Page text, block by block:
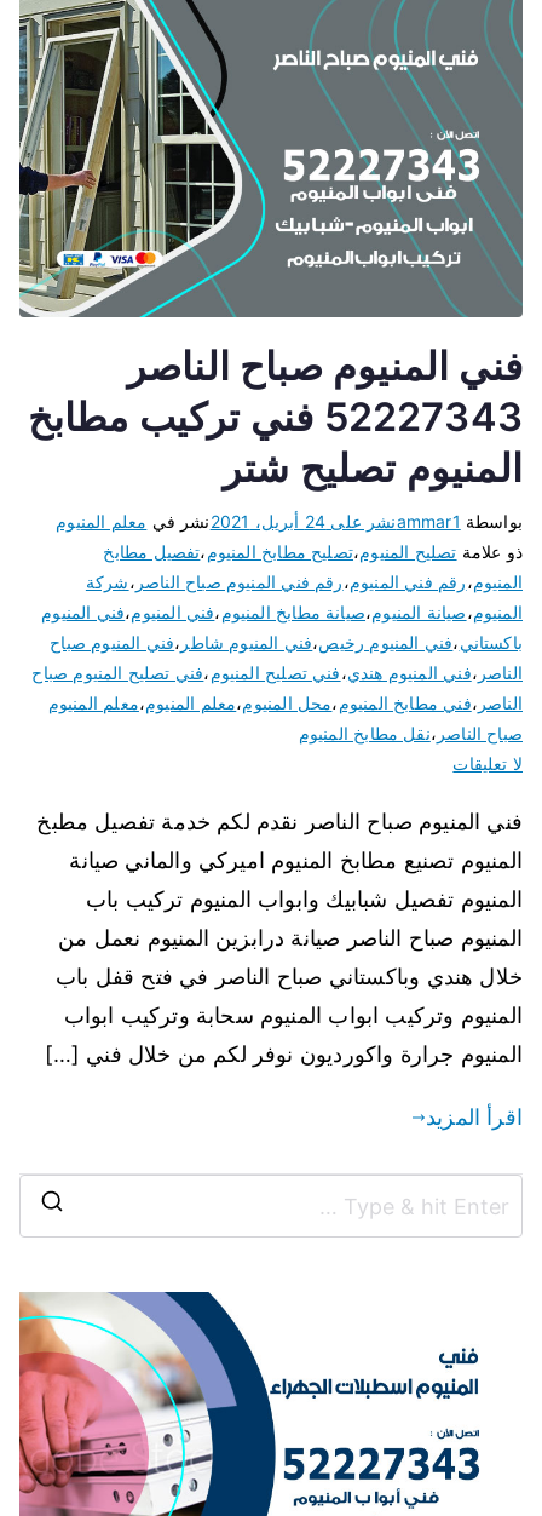
فني المنيوم صباح الناصر
52227343 فني تركيب مطابخ
المنيوم تصليح شتر
بواسطة ammar1نشر على 24 أبريل، 2021 نشر في معلم المنيوم
ذو علامة تصليح المنيوم،تصليح مطابخ المنيوم،تفصيل مطابخ
المنيوم،رقم فني المنيوم،رقم فني المنيوم صباح الناصر ،شركة
المنيوم،صيانة المنيوم،صيانة مطابخ المنيوم،فني المنيوم،فني المنيوم
باكستاني،فني المنيوم رخيص،فني المنيوم شاطر ،فني المنيوم صباح
الناصر ،فني المنيوم هندي،فني تصليح المنيوم،فني تصليح المنيوم صباح
الناصر ،فني مطابخ المنيوم،محل المنيوم،معلم المنيوم،معلم المنيوم
صباح الناصر ،نقل مطابخ المنيوم
لا تعليقات
فني المنيوم صباح الناصر نقدم لكم خدمة تفصيل مطبخ
المنيوم تصنيع مطابخ المنيوم اميركي والماني صيانة
المنيوم تفصيل شبابيك وابواب المنيوم تركيب باب
المنيوم صباح الناصر صيانة درابزين المنيوم نعمل من
خلال هندي وباكستاني صباح الناصر في فتح قفل باب
المنيوم وتركيب ابواب المنيوم سحابة وتركيب ابواب
المنيوم جرارة واكورديون نوفر لكم من خلال فني […]
اقرأ المزيد